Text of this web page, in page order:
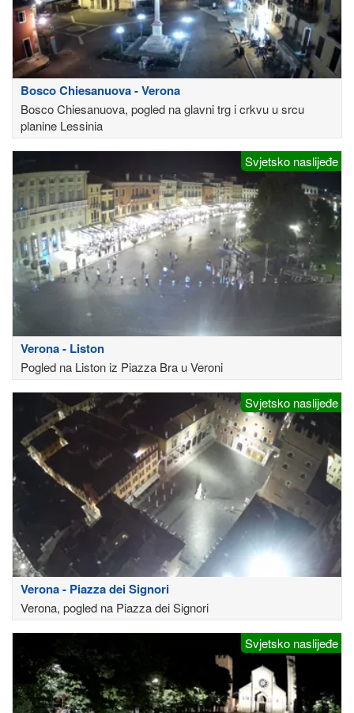
Bosco Chiesanuova - Verona
Bosco Chiesanuova, pogled na glavni trg i crkvu u srcu
planine Lessinia
Svjetsko naslijeđe
Verona - Liston
Pogled na Liston iz Piazza Bra u Veroni
Svjetsko naslijeđe
Verona - Piazza dei Signori
Verona, pogled na Piazza dei Signori
Svjetsko naslijeđe